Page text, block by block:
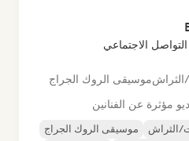
الاجتماعي
موسيقى الروك الجراج
مؤثرة عن الفنانين
الثراش
موسيقى الروك الجراج